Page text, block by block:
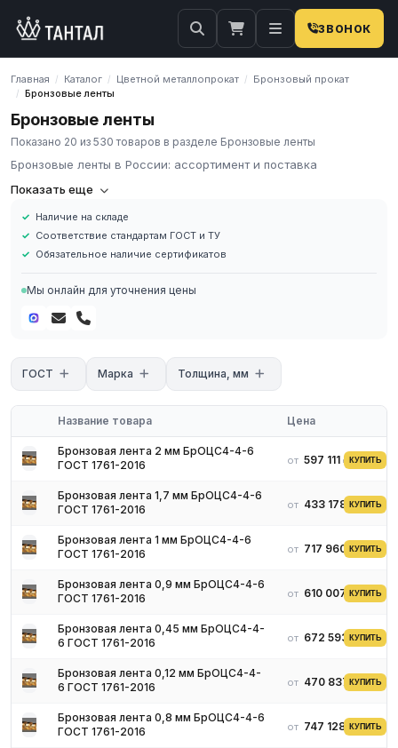
ЗВОНОК
Главная / Каталог / Цветной металлопрокат / Бронзовый прокат
/ Бронзовые ленты
Бронзовые ленты
Показано 20 из 530 товаров в разделе Бронзовые ленты
Бронзовые ленты в России: ассортимент и поставка
Бронзовые ленты
с сечением прямоугольной формы с толщиной от 0,1 мм. По
ГОСТ 1595-90, ГОСТ 1789-70, ГОСТ 4748-92, ГОСТ 1761-92
элементов, входящих в состав сплава и способа изготовления
зависит свойства получаемых лент. Производят двумя
особотвердые и полутвердые ленты из бронзы.
Бронзовый металлопрокат обладает повышенными значениями
тепло- и электропроводности, устойчив к коррозии,
механическим повреждениям, нагрузкам и влиянию
агрессивных сред.
Главная характеристика лент из бронзы – это марка бронзы, из
Показать еще
Наличие на складе
Соответствие стандартам ГОСТ и ТУ
Обязательное наличие сертификатов
Мы онлайн для уточнения цены
ГОСТ Марка Толщина, мм
Название товара Цена
Бронзовая лента 2 мм БрОЦС4-4-6
ГОСТ 1761-2016
от 597 111 ₽КУПИТЬ
Бронзовая лента 1,7 мм БрОЦС4-4-6
ГОСТ 1761-2016
от 433 178 ₽КУПИТЬ
Бронзовая лента 1 мм БрОЦС4-4-6
ГОСТ 1761-2016
от 717 960 ₽КУПИТЬ
Бронзовая лента 0,9 мм БрОЦС4-4-6
ГОСТ 1761-2016
от 610 007 ₽КУПИТЬ
Бронзовая лента 0,45 мм БрОЦС4-4-
6 ГОСТ 1761-2016
от 672 593 ₽КУПИТЬ
Бронзовая лента 0,12 мм БрОЦС4-4-
6 ГОСТ 1761-2016
от 470 837 ₽КУПИТЬ
Бронзовая лента 0,8 мм БрОЦС4-4-6
ГОСТ 1761-2016
от 747 128 ₽КУПИТЬ